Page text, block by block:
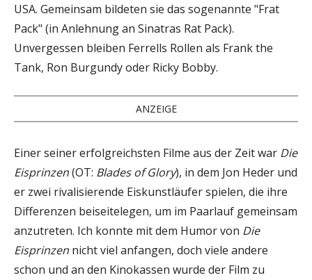
USA. Gemeinsam bildeten sie das sogenannte "Frat
Pack" (in Anlehnung an Sinatras Rat Pack).
Unvergessen bleiben Ferrells Rollen als Frank the
Tank, Ron Burgundy oder Ricky Bobby.
ANZEIGE
Einer seiner erfolgreichsten Filme aus der Zeit war Die
Eisprinzen(OT: Blades of Glory), in dem Jon Heder und
er zwei rivalisierende Eiskunstläufer spielen, die ihre
Differenzen beiseitelegen, um im Paarlauf gemeinsam
anzutreten. Ich konnte mit dem Humor von Die
Eisprinzen nicht viel anfangen, doch viele andere
schon und an den Kinokassen wurde der Film zu